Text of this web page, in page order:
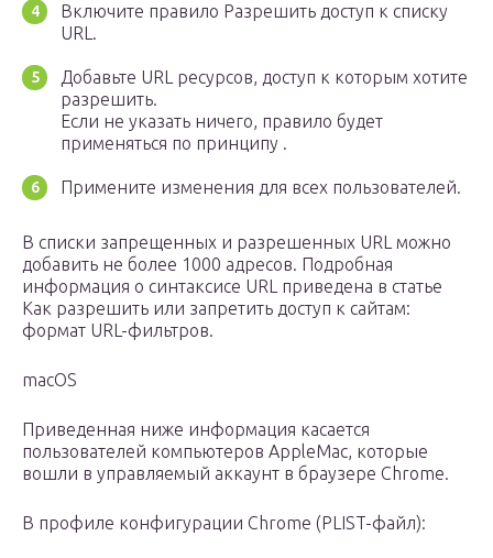
Включите правило Разрешить доступ к списку
URL.
Добавьте URL ресурсов, доступ к которым хотите
разрешить.
Если не указать ничего, правило будет
применяться по принципу .
Примените изменения для всех пользователей.
В списки запрещенных и разрешенных URL можно
добавить не более 1000 адресов. Подробная
информация о синтаксисе URL приведена в статье
Как разрешить или запретить доступ к сайтам:
формат URL-фильтров.
macOS
Приведенная ниже информация касается
пользователей компьютеров AppleMac, которые
вошли в управляемый аккаунт в браузере Chrome.
В профиле конфигурации Chrome (PLIST-файл):